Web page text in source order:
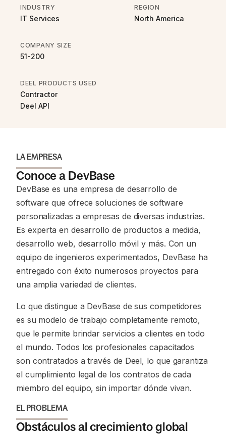
INDUSTRY
IT Services
REGION
North America
COMPANY SIZE
51-200
DEEL PRODUCTS USED
Contractor
Deel API
LA EMPRESA
Conoce a DevBase
DevBase es una empresa de desarrollo de
software que ofrece soluciones de software
personalizadas a empresas de diversas industrias.
Es experta en desarrollo de productos a medida,
desarrollo web, desarrollo móvil y más. Con un
equipo de ingenieros experimentados, DevBase ha
entregado con éxito numerosos proyectos para
una amplia variedad de clientes.
Lo que distingue a DevBase de sus competidores
es su modelo de trabajo completamente remoto,
que le permite brindar servicios a clientes en todo
el mundo. Todos los profesionales capacitados
son contratados a través de Deel, lo que garantiza
el cumplimiento legal de los contratos de cada
miembro del equipo, sin importar dónde vivan.
EL PROBLEMA
Obstáculos al crecimiento global